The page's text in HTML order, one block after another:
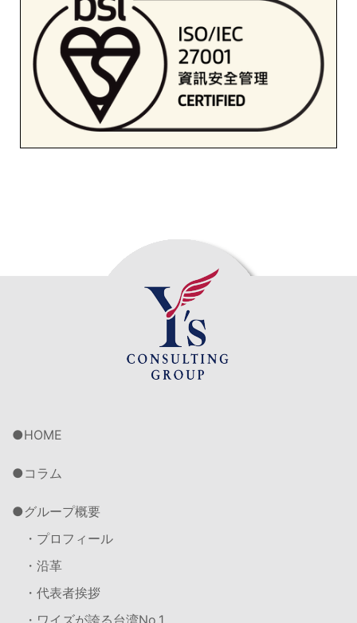
HOME
コラム
グループ概要
・プロフィール
・沿革
・代表者挨拶
・ワイズが誇る台湾No.1